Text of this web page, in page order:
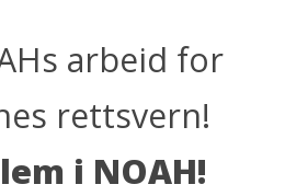
arbeid for
rettsvern!
i NOAH!